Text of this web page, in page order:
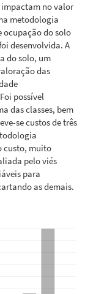
impactam no valor
metodologia
ocupação do solo
desenvolvida. A
do solo, um
das
possível
das classes, bem
se custos de três
custo, muito
pelo viés
para
as demais.